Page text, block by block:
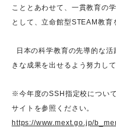
こととあわせて、一貫教育の
として、立命館型STEAM教育
日本の科学教育の先導的な
きな成果を出せるよう努力し
※今年度のSSH指定校につい
サイトを参照ください。
https://www.mext.go.jp/